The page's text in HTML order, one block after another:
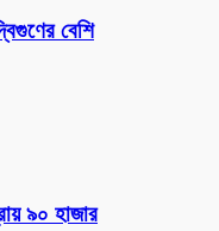
বেশি
৯০ হাজার